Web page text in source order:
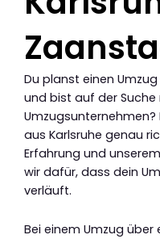
Du planst einen
und bist auf der
aus Karlsruhe genau
Erfahrung und
wir dafür, dass dein
verläuft.
Bei einem Umzug